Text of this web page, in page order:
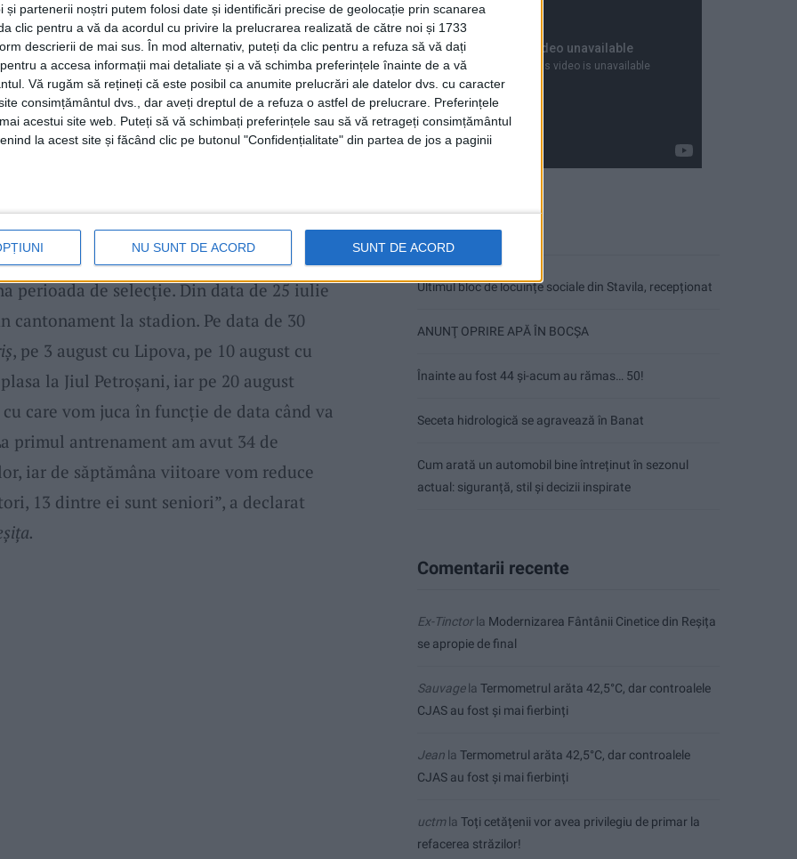
și partenerii noștri putem folosi date și identificări precise de geolocație prin scanarea
clic pentru a vă da acordul cu privire la prelucrarea realizată de către noi și 1733
descrierii de mai sus. În mod alternativ, puteți da clic pentru a refuza să vă dați
a accesa informații mai detaliate și a vă schimba preferințele înainte de a vă
Vă rugăm să rețineți că este posibil ca anumite prelucrări ale datelor dvs. cu caracter
consimțământul dvs., dar aveți dreptul de a refuza o astfel de prelucrare. Preferințele
acestui site web. Puteți să vă schimbați preferințele sau să vă retrageți consimțământul
la acest site și făcând clic pe butonul "Confidențialitate" din partea de jos a paginii
NU SUNT DE ACORD SUNT DE ACORD
nu cred că este momentul să
avem un lot bun. Avem copii interesanți,
fi unul oscilant din pricina vârstei. După
căderi profesionale, trebuie înțeleși,
către play-off, dar trebuie să avem în
Dacă vom rămâne în seria de anul
în play-off. Am susținut joi primul
și 20 iulie vom efectua vizita medicală. La
disputa un amical cu Retezatul Hațeg (23
perioada de selecție. Din data de 25 iulie
cantonament la stadion. Pe data de 30
, pe 3 august cu Lipova, pe 10 august cu
la Jiul Petroșani, iar pe 20 august
care vom juca în funcție de data când va
primul antrenament am avut 34 de
iar de săptămâna viitoare vom reduce
13 dintre ei sunt seniori”, a declarat
Articole recente
Ultimul bloc de locuințe sociale din Stavila, recepționat
ANUNŢ OPRIRE APĂ ÎN BOCȘA
Înainte au fost 44 și-acum au rămas… 50!
Seceta hidrologică se agravează în Banat
Cum arată un automobil bine întreținut în sezonul
actual: siguranță, stil și decizii inspirate
Comentarii recente
Ex-Tinctorla Modernizarea Fântânii Cinetice din Reșița
se apropie de final
Sauvagela Termometrul arăta 42,5°C, dar controalele
CJAS au fost și mai fierbinți
Jean la Termometrul arăta 42,5°C, dar controalele
CJAS au fost și mai fierbinți
uctmla Toți cetățenii vor avea privilegiu de primar la
refacerea străzilor!